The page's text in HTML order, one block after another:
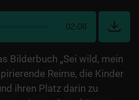
02:06
Bilderbuch „Sei wild, mein
Reime, die Kinder
ihren Platz darin zu